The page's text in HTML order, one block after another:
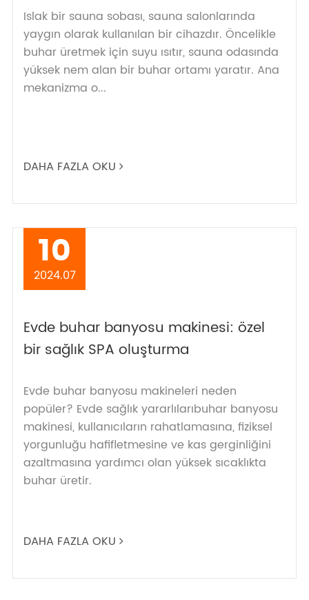
Islak bir sauna sobası, sauna salonlarında
yaygın olarak kullanılan bir cihazdır. Öncelikle
buhar üretmek için suyu ısıtır, sauna odasında
yüksek nem alan bir buhar ortamı yaratır. Ana
mekanizma o...
DAHA FAZLA OKU
10
2024.07
Evde buhar banyosu makinesi: özel
bir sağlık SPA oluşturma
Evde buhar banyosu makineleri neden
popüler? Evde sağlık yararlılarıbuhar banyosu
makinesi, kullanıcıların rahatlamasına, fiziksel
yorgunluğu hafifletmesine ve kas gerginliğini
azaltmasına yardımcı olan yüksek sıcaklıkta
buhar üretir.
DAHA FAZLA OKU